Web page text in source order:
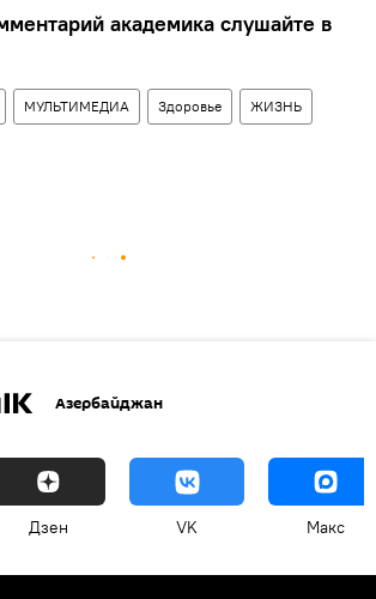
академика слушайте в
МУЛЬТИМЕДИА Здоровье ЖИЗНЬ
Азербайджан
Дзен VK Макс